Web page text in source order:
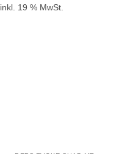
inkl. 19 % MwSt.